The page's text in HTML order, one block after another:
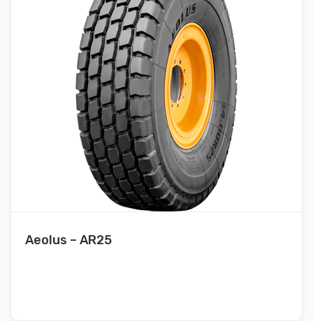
Aeolus – AR25